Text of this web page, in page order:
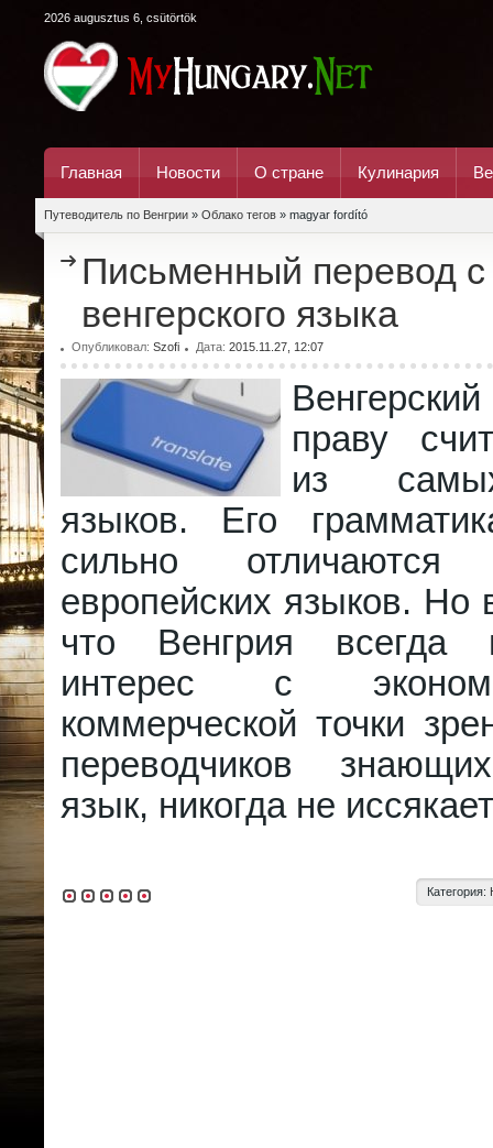
2026 augusztus 6, csütörtök
Главная Новости О стране Кулинария
Путеводитель по Венгрии » Облако тегов » magyar fordító
Письменный перевод с
венгерского языка
Опубликовал: Szofi Дата: 2015.11.27, 12:07
праву
из
языков. Его
сильно
европейских языков. Но
что Венгрия всегда
интерес с
коммерческой точки
переводчиков
язык, никогда не
Категория: